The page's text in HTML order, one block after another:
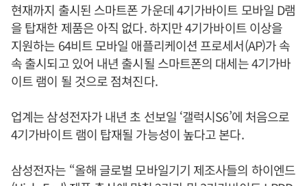
현재까지 출시된 스마트폰 가운데 4기가바이트 모바일 D램
을 탑재한 제품은 아직 없다. 하지만 4기가바이트 이상을
지원하는 64비트 모바일 애플리케이션 프로세서(AP)가 속
속 출시되고 있어 내년 출시될 스마트폰의 대세는 4기가바
이트 램이 될 것으로 점쳐진다.
업계는 삼성전자가 내년 초 선보일 ‘갤럭시S6’에 처음으로
4기가바이트 램이 탑재될 가능성이 높다고 본다.
삼성전자는 “올해 글로벌 모바일기기 제조사들의 하이엔드